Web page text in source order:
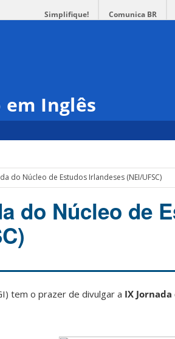
Simplifique! Comunica BR
em Inglês
do Núcleo de Estudos Irlandeses (NEI/UFSC)
do Núcleo de
tem o prazer de divulgar a IX